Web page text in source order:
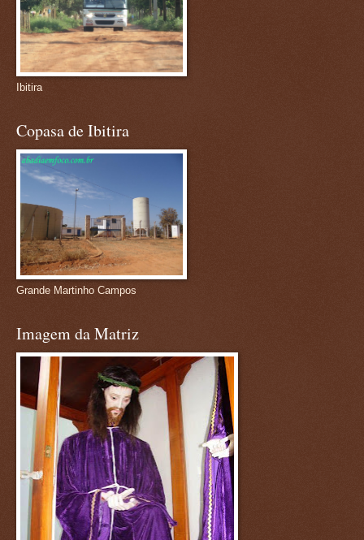
Ibitira
Copasa de Ibitira
Grande Martinho Campos
Imagem da Matriz